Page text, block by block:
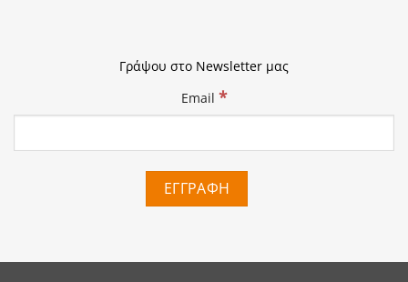
Γράψου στο Newsletter μας
Email *